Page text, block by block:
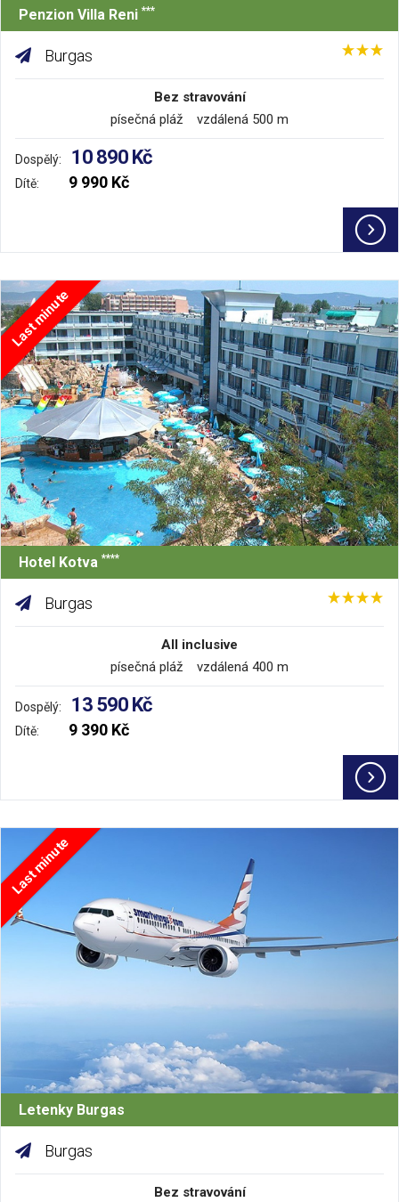
Penzion Villa Reni ***
Burgas
Bez stravování
písečná pláž vzdálená 500 m
Dospělý: 10 890 Kč
Dítě: 9 990 Kč
Last minute
Hotel Kotva ****
Burgas
All inclusive
písečná pláž vzdálená 400 m
Dospělý: 13 590 Kč
Dítě: 9 390 Kč
Last minute
Letenky Burgas
Burgas
Bez stravování